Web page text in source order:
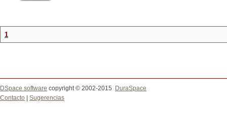
1
DSpace software copyright © 2002-2015
DuraSpace
Contacto
Sugerencias